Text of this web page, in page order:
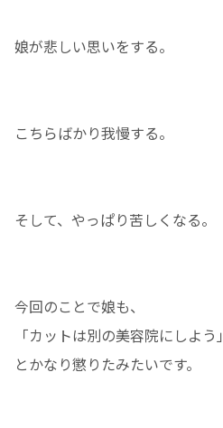
娘が悲しい思いをする。
こちらばかり我慢する。
そして、やっぱり苦しくなる。
今回のことで娘も、
「カットは別の美容院にしよう」
とかなり懲りたみたいです。